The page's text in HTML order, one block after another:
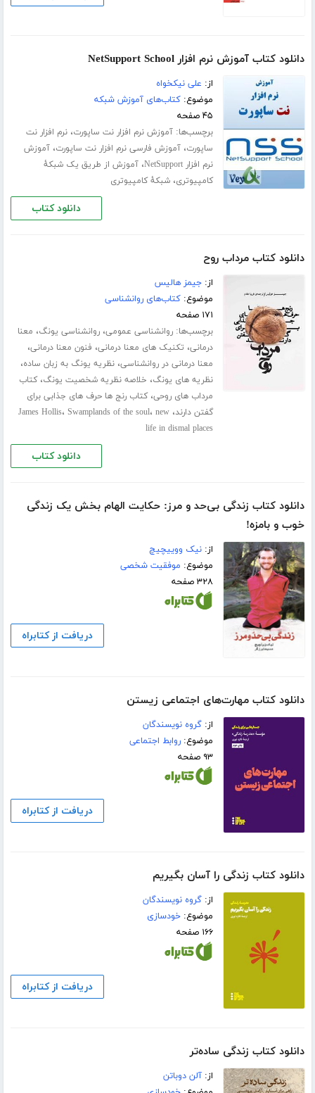
دانلود کتاب آموزش نرم افزار NetSupport School
از: علی نیکخواه
موضوع:کتاب‌های آموزش شبکه
۴۵ صفحه
برچسب‌ها:آموزش نرم افزار نت ساپورت،نرم افزار نت
ساپورت،آموزش فارسی نرم افزار نت ساپورت،آموزش
نرم افزار NetSupport
،آموزش از طریق یک شبکهٔ
کامپیوتری،شبکهٔ کامپیوتری
دانلود کتاب
دانلود کتاب مرداب روح
از:جیمز هالیس
موضوع:کتاب‌های روانشناسی
۱۷۱ صفحه
برچسب‌ها:روانشناسی عمومی،روانشناسی یونگ، معنا
درمانی، تکنیک های معنا درمانی، فنون معنا درمانی،
معنا درمانی در روانشناسی،نظریه یونگ به زبان ساده،
نظریه های یونگ، خلاصه نظریه شخصیت یونگ،کتاب
مرداب هاى روحى،کتاب رنج ها حرف های جذابی برای
گفتن دارند، James Hollis، Swamplands of the soul، new
life in dismal places
دانلود کتاب
دانلود کتاب زندگی بی‌حد و مرز: حکایت الهام بخش یک زندگی
خوب و بامزه!
از:نیک ووییچیچ
موضوع: موفقیت شخصی
۳۲۸ صفحه
دریافت از کتابراه
دانلود کتاب مهارت‌های اجتماعی زیستن
از:گروه نویسندگان
موضوع:روابط اجتماعی
۹۳ صفحه
دریافت از کتابراه
دانلود کتاب زندگی را آسان بگیریم
از:گروه نویسندگان
موضوع:خودسازی
۱۶۶ صفحه
دریافت از کتابراه
دانلود کتاب زندگی ساده‌تر
از:آلن دوباتن